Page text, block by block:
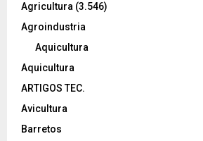
Agricultura (3.546)
Agroindustria
Aquicultura
Aquicultura
ARTIGOS TEC.
Avicultura
Barretos